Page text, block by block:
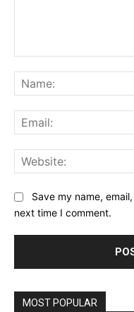
Save my name,
next time I comment.
MOST POPULAR